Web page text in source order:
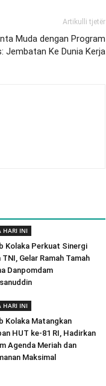
Artikulli tjetër
Muda dengan Program
Jembatan Ke Dunia Kerja
HARI INI
Kolaka Perkuat Sinergi
TNI, Gelar Ramah Tamah
Danpomdam
HARI INI
Kolaka Matangkan
HUT ke-81 RI, Hadirkan
Agenda Meriah dan
Maksimal